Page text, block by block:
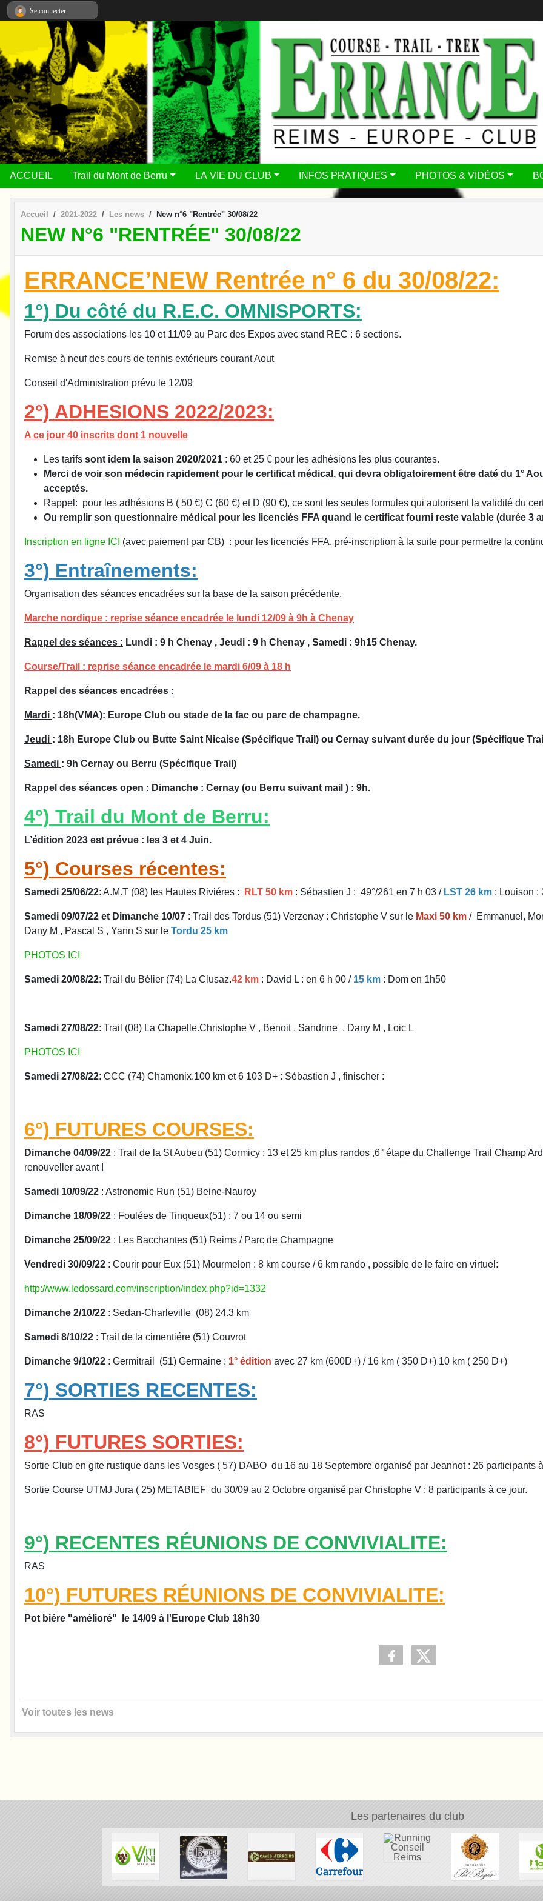
ACCUEIL Trail du Mont de Berru LA VIE DU CLUB INFOS PRATIQUES PHOTOS & VIDÉOS
Accueil 2021-2022 Les news New n°6 "Rentrée" 30/08/22
NEW N°6 "RENTRÉE" 30/08/22
ERRANCE’NEW Rentrée n° 6 du 30/08/22:
1°) Du côté du R.E.C. OMNISPORTS:
Forum des associations les 10 et 11/09 au Parc des Expos avec stand REC : 6 sections.
Remise à neuf des cours de tennis extérieurs courant Aout
Conseil d'Administration prévu le 12/09
2°) ADHESIONS 2022/2023:
A ce jour 40 inscrits dont 1 nouvelle
Les tarifs sont idem la saison 2020/2021 : 60 et 25 € pour les adhésions les plus courantes.
Merci de voir son médecin rapidement pour le certificat médical, qui devra obligatoirement être daté du 1°
acceptés.
Rappel: pour les adhésions B ( 50 €) C (60 €) et D (90 €), ce sont les seules formules qui autorisent la validité du
Ou remplir son questionnaire médical pour les licenciés FFA quand le certificat fourni reste valable (durée 3
Inscription en ligne ICI (avec paiement par CB) : pour les licenciés FFA, pré-inscription à la suite pour permettre la
3°) Entraînements:
Organisation des séances encadrées sur la base de la saison précédente,
Marche nordique : reprise séance encadrée le lundi 12/09 à 9h à Chenay
Rappel des séances : Lundi : 9 h Chenay , Jeudi : 9 h Chenay , Samedi : 9h15 Chenay.
Course/Trail : reprise séance encadrée le mardi 6/09 à 18 h
Rappel des séances encadrées :
Mardi : 18h(VMA): Europe Club ou stade de la fac ou parc de champagne.
Jeudi : 18h Europe Club ou Butte Saint Nicaise (Spécifique Trail) ou Cernay suivant durée du jour (Spécifique
Samedi : 9h Cernay ou Berru (Spécifique Trail)
Rappel des séances open : Dimanche : Cernay (ou Berru suivant mail ) : 9h.
4°) Trail du Mont de Berru:
L’édition 2023 est prévue : les 3 et 4 Juin.
5°) Courses récentes:
Samedi 25/06/22: A.M.T (08) les Hautes Riviéres : RLT 50 km : Sébastien J : 49°/261 en 7 h 03 /LST 26 km : Louison :
Samedi 09/07/22 et Dimanche 10/07 : Trail des Tordus (51) Verzenay : Christophe V sur le Maxi 50 km / Emmanuel,
Dany M , Pascal S , Yann S sur le Tordu 25 km
PHOTOS ICI
Samedi 20/08/22: Trail du Bélier (74) La Clusaz.42 km : David L : en 6 h 00 /15 km : Dom en 1h50
Samedi 27/08/22: Trail (08) La Chapelle.Christophe V , Benoit , Sandrine , Dany M , Loic L
PHOTOS ICI
Samedi 27/08/22: CCC (74) Chamonix.100 km et 6 103 D+ : Sébastien J , finischer :
6°) FUTURES COURSES:
Dimanche 04/09/22 : Trail de la St Aubeu (51) Cormicy : 13 et 25 km plus randos ,6° étape du Challenge Trail
renouveller avant !
Samedi 10/09/22 : Astronomic Run (51) Beine-Nauroy
Dimanche 18/09/22 : Foulées de Tinqueux(51) : 7 ou 14 ou semi
Dimanche 25/09/22 : Les Bacchantes (51) Reims / Parc de Champagne
Vendredi 30/09/22 : Courir pour Eux (51) Mourmelon : 8 km course / 6 km rando , possible de le faire en virtuel:
http://www.ledossard.com/inscription/index.php?id=1332
Dimanche 2/10/22 : Sedan-Charleville (08) 24.3 km
Samedi 8/10/22 : Trail de la cimentiére (51) Couvrot
Dimanche 9/10/22 : Germitrail (51) Germaine : 1° édition avec 27 km (600D+) / 16 km ( 350 D+) 10 km ( 250 D+)
7°) SORTIES RECENTES:
RAS
8°) FUTURES SORTIES:
Sortie Club en gite rustique dans les Vosges ( 57) DABO du 16 au 18 Septembre organisé par Jeannot : 26 participants
Sortie Course UTMJ Jura ( 25) METABIEF du 30/09 au 2 Octobre organisé par Christophe V : 8 participants à ce jour.
9°) RECENTES RÉUNIONS DE CONVIVIALITE:
RAS
10°) FUTURES RÉUNIONS DE CONVIVIALITE:
Pot biére "amélioré" le 14/09 à l'Europe Club 18h30
Voir toutes les news
Les partenaires du club
Se connecter
Panneau de gestion des cookies